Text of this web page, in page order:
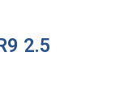
2.5